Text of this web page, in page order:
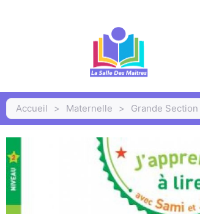
Accueil > Maternelle > Grande Section